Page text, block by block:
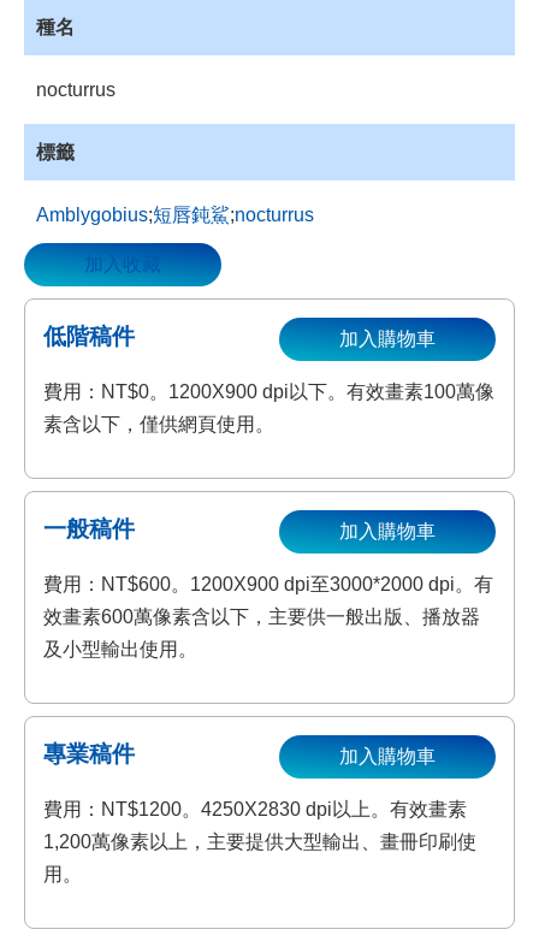
登
種名
nocturrus
標籤
Amblygobius;短唇鈍鯊;nocturrus
加入收藏
低階稿件
費用：NT$0。1200X900 dpi以下。有效畫素100萬像
素含以下，僅供網頁使用。
加入購物車
一般稿件
費用：NT$600。1200X900 dpi至3000*2000 dpi。有
效畫素600萬像素含以下，主要供一般出版、播放器
及小型輸出使用。
加入購物車
專業稿件
費用：NT$1200。4250X2830 dpi以上。有效畫素
1,200萬像素以上，主要提供大型輸出、畫冊印刷使
用。
加入購物車